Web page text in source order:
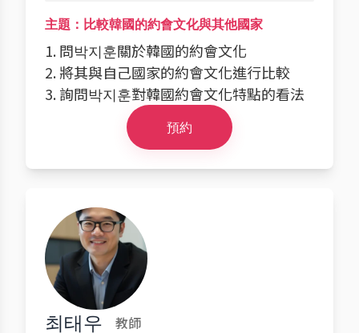
主題：比較韓國的約會文化與其他國家
1. 問박지훈關於韓國的約會文化
2. 將其與自己國家的約會文化進行比較
3. 詢問박지훈對韓國約會文化特點的看法
預約
최태우 教師